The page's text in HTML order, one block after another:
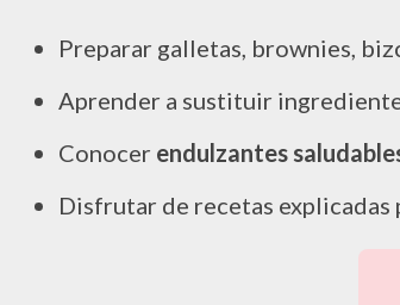
Preparar galletas, brownies,
Aprender a sustituir
Conocer endulzantes
Disfrutar de recetas explicadas